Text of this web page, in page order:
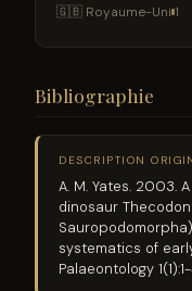
🇬🇧 Royaume-Uni 1
Bibliographie
DESCRIPTION
A. M. Yates. 2003.
dinosaur
systematics of
Palaeontology